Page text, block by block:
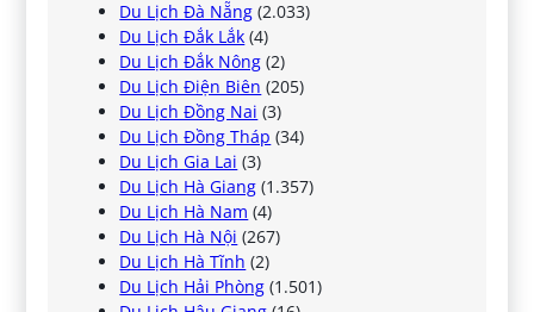
Du Lịch Đà Nẵng (2.033)
Du Lịch Đắk Lắk (4)
Du Lịch Đắk Nông (2)
Du Lịch Điện Biên (205)
Du Lịch Đồng Nai (3)
Du Lịch Đồng Tháp (34)
Du Lịch Gia Lai (3)
Du Lịch Hà Giang (1.357)
Du Lịch Hà Nam (4)
Du Lịch Hà Nội (267)
Du Lịch Hà Tĩnh (2)
Du Lịch Hải Phòng (1.501)